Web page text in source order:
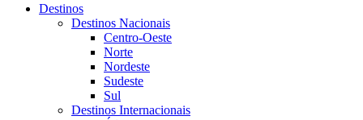
Destinos
Destinos Nacionais
Centro-Oeste
Norte
Nordeste
Sudeste
Sul
Destinos Internacionais